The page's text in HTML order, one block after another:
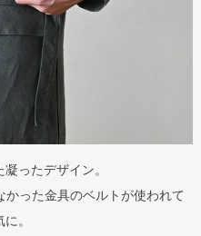
ったデザイン。
った金具のベルトが使われて
。